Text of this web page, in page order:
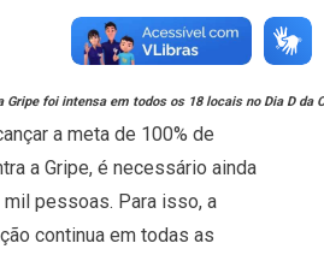
foi intensa em todos os 18 locais no Dia D da
a meta de 100% de
a Gripe, é necessário ainda
pessoas. Para isso, a
continua em todas as